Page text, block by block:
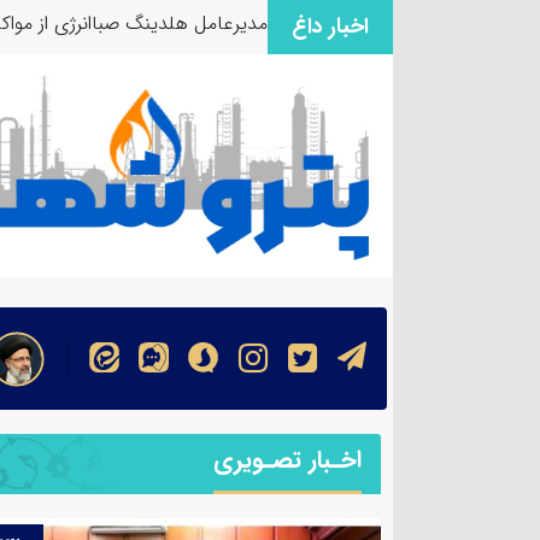
اخبار داغ مدیرعامل هلدینگ صباانرژی از
اخـبار تصـویری